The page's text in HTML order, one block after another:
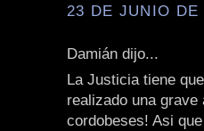
23 DE JUNIO DE
Damián dijo...
La Justicia tiene
realizado una
cordobeses! Asi